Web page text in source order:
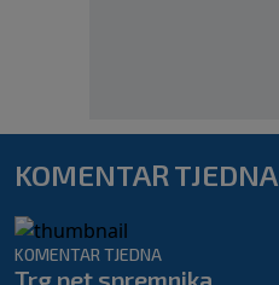
KOMENTAR TJEDNA
KOMENTAR TJEDNA
Trg pet spremnika